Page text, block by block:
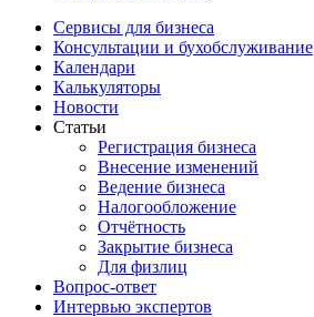
Сервисы для бизнеса
Консультации и бухобслуживание
Календари
Калькуляторы
Новости
Статьи
Регистрация бизнеса
Внесение изменений
Ведение бизнеса
Налогообложение
Отчётность
Закрытие бизнеса
Для физлиц
Вопрос-ответ
Интервью экспертов